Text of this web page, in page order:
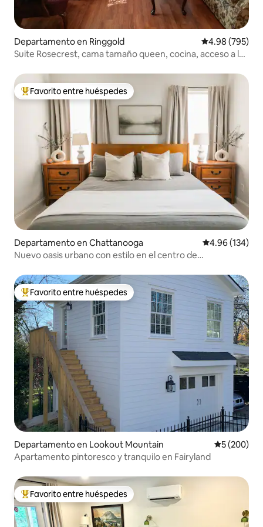
Departamento en Ringgold Calificación
4.98 (795)
Suite Rosecrest, cama tamaño queen, cocina, acceso a la
De los mejores en Favorito entre huéspedes
Favorito entre huéspedes
Departamento en Chattanooga Calificación
4.96 (134)
Nuevo oasis urbano con estilo en el centro de
De los mejores en Favorito entre huéspedes
Favorito entre huéspedes
Departamento en Lookout Mountain Calificación
5 (200)
Apartamento pintoresco y tranquilo en Fairyland
De los mejores en Favorito entre huéspedes
Favorito entre huéspedes